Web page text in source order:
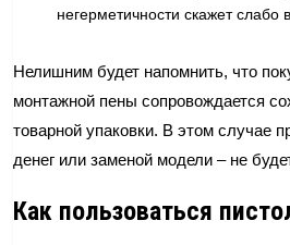
негерметичности скажет слабо
Нелишним будет напомнить, что
монтажной пены сопровождается
товарной упаковки. В этом случае
денег или заменой модели – не
Как пользоваться